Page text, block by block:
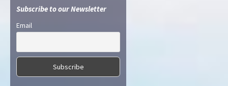
Subscribe to our Newsletter
Email
Losar 2019 press release (in FR)
Immergez-vous au cœur de la culture du
Tibet lors du Losar Samedi 23 et dimanche
Cochon de Terre. Venez vivre le Losar, la
célébration du Nouvel An du Tibet en famille
Losar 2018 press release (in FR)